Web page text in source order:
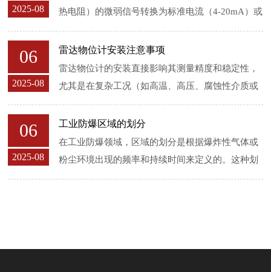
2025-08
热电阻）的微弱信号转换为标准电流（4-20mA）或
数字信号（HART、RS485、Profibus等）的仪表，
广泛应用于过程控制、环境监...
06
2025-08
雷达物位计安装注意事项
雷达物位计的安装直接影响其测量精度和稳定性，
尤其是在复杂工况（如高温、高压、腐蚀性介质或
易结晶环境）下，安装细节更为关键。以下是雷达
物位计安装的详细注意事项： **1. 安装位置选...
06
2025-08
工业防爆区域的划分
在工业防爆领域，区域的划分是根据爆炸性气体或
粉尘环境出现的频率和持续时间来定义的。这种划
分是选择防爆设备（如防爆压力变送器）的重要依